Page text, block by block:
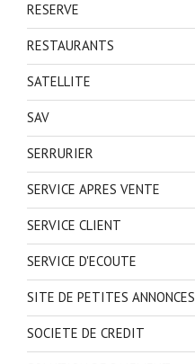
RESERVE
RESTAURANTS
SATELLITE
SAV
SERRURIER
SERVICE APRES VENTE
SERVICE CLIENT
SERVICE D'ECOUTE
SITE DE PETITES ANNONCES
SOCIETE DE CREDIT